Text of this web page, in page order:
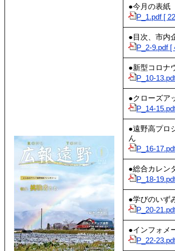
●今月の表紙
P_1.pdf [
●目次、市内
P_2-9.pdf [
●新型コロナ
P_10-
●クローズア
P_14-
●遠野高プロ
ん
P_16-
●総合カレン
P_18-
●学びのいず
P_20-
●インフォメ
P_22-